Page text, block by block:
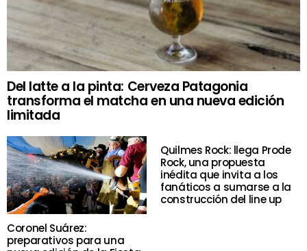
Del latte a la pinta: Cerveza Patagonia
transforma el matcha en una nueva edición
limitada
Coronel Suárez:
preparativos para una
Quilmes Rock: llega Prode
Rock, una propuesta
inédita que invita a los
fanáticos a sumarse a la
construcción del line up